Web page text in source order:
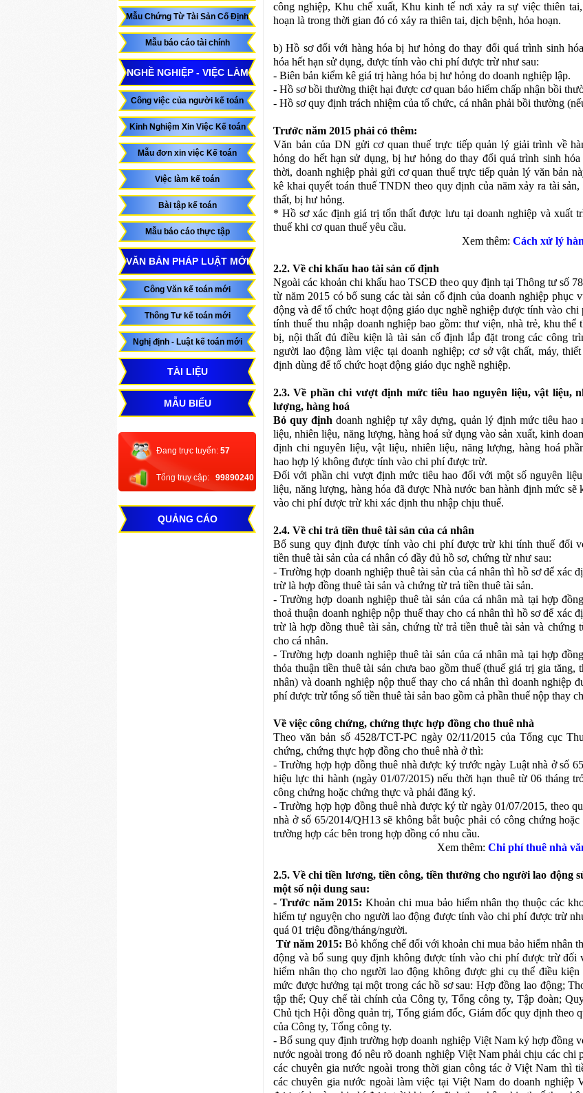
Mẫu Chứng Từ Tài Sản Cố Định
Mẫu báo cáo tài chính
NGHỀ NGHIỆP - VIỆC LÀM
Công việc của người kế toán
Kinh Nghiệm Xin Việc Kế toán
Mẫu đơn xin việc Kế toán
Việc làm kế toán
Bài tập kế toán
Mẫu báo cáo thực tập
VĂN BẢN PHÁP LUẬT MỚI
Công Văn kế toán mới
Thông Tư kế toán mới
Nghị định - Luật kế toán mới
TÀI LIỆU
MẪU BIỂU
Đang trực tuyến: 57
Tổng truy cập: 99890240
QUẢNG CÁO
công nghiệp, Khu chế xuất, Khu kinh tế nơi xảy ra sự việc thiên
hoạn là trong thời gian đó có xảy ra thiên tai, dịch bệnh, hỏa hoạn.
b) Hồ sơ đối với hàng hóa bị hư hỏng do thay đổi quá trình sinh
hóa hết hạn sử dụng, được tính vào chi phí được trừ như sau:
- Biên bản kiểm kê giá trị hàng hóa bị hư hỏng do doanh nghiệp lập.
- Hồ sơ bồi thường thiệt hại được cơ quan bảo hiểm chấp nhận bồi
- Hồ sơ quy định trách nhiệm của tổ chức, cá nhân phải bồi thường
Trước năm 2015 phải có thêm:
Văn bản của DN gửi cơ quan thuế trực tiếp quản lý giải trình về
hỏng do hết hạn sử dụng, bị hư hỏng do thay đổi quá trình sinh
thời, doanh nghiệp phải gửi cơ quan thuế trực tiếp quản lý văn bản
kê khai quyết toán thuế TNDN theo quy định của năm xảy ra tài sản,
thất, bị hư hỏng.
* Hồ sơ xác định giá trị tổn thất được lưu tại doanh nghiệp và xuất
thuế khi cơ quan thuế yêu cầu.
Xem thêm: Cách xử lý
2.2. Về chi khấu hao tài sản cố định
Ngoài các khoản chi khấu hao TSCĐ theo quy định tại Thông tư số
từ năm 2015 có bổ sung các tài sản cố định của doanh nghiệp phục
động và để tổ chức hoạt động giáo dục nghề nghiệp được tính vào
tính thuế thu nhập doanh nghiệp bao gồm: thư viện, nhà trẻ, khu thể
bị, nội thất đủ điều kiện là tài sản cố định lắp đặt trong các công
người lao động làm việc tại doanh nghiệp; cơ sở vật chất, máy,
định dùng để tổ chức hoạt động giáo dục nghề nghiệp.
2.3. Về phần chi vượt định mức tiêu hao nguyên liệu, vật liệu,
lượng, hàng hoá
Bỏ quy định doanh nghiệp tự xây dựng, quản lý định mức tiêu hao
liệu, nhiên liệu, năng lượng, hàng hoá sử dụng vào sản xuất, kinh
định chi nguyên liệu, vật liệu, nhiên liệu, năng lượng, hàng hoá
hao hợp lý không được tính vào chi phí được trừ.
Đối với phần chi vượt định mức tiêu hao đối với một số nguyên
liệu, năng lượng, hàng hóa đã được Nhà nước ban hành định mức sẽ
vào chi phí được trừ khi xác định thu nhập chịu thuế.
2.4. Về chi trả tiền thuê tài sản của cá nhân
Bổ sung quy định được tính vào chi phí được trừ khi tính thuế đối
tiền thuê tài sản của cá nhân có đầy đủ hồ sơ, chứng từ như sau:
- Trường hợp doanh nghiệp thuê tài sản của cá nhân thì hồ sơ để xác
trừ là hợp đồng thuê tài sản và chứng từ trả tiền thuê tài sản.
- Trường hợp doanh nghiệp thuê tài sản của cá nhân mà tại hợp
thoả thuận doanh nghiệp nộp thuế thay cho cá nhân thì hồ sơ để xác
trừ là hợp đồng thuê tài sản, chứng từ trả tiền thuê tài sản và chứng
cho cá nhân.
- Trường hợp doanh nghiệp thuê tài sản của cá nhân mà tại hợp
thỏa thuận tiền thuê tài sản chưa bao gồm thuế (thuế giá trị gia tăng,
nhân) và doanh nghiệp nộp thuế thay cho cá nhân thì doanh nghiệp
phí được trừ tổng số tiền thuê tài sản bao gồm cả phần thuế nộp thay
Về việc công chứng, chứng thực hợp đồng cho thuê nhà
Theo văn bản số 4528/TCT-PC ngày 02/11/2015 của Tổng cục
chứng, chứng thực hợp đồng cho thuê nhà ở thì:
- Trường hợp hợp đồng thuê nhà được ký trước ngày Luật nhà ở số
hiệu lực thi hành (ngày 01/07/2015) nếu thời hạn thuê từ 06 tháng
công chứng hoặc chứng thực và phải đăng ký.
- Trường hợp hợp đồng thuê nhà được ký từ ngày 01/07/2015, theo
nhà ở số 65/2014/QH13 sẽ không bắt buộc phải có công chứng
trường hợp các bên trong hợp đồng có nhu cầu.
Xem thêm: Chi phí thuê nhà
2.5. Về chi tiền lương, tiền công, tiền thưởng cho người lao động
một số nội dung sau:
- Trước năm 2015:Khoản chi mua bảo hiểm nhân thọ thuộc các
hiểm tự nguyện cho người lao động được tính vào chi phí được trừ
quá 01 triệu đồng/tháng/người.
Từ năm 2015: Bỏ khống chế đối với khoản chi mua bảo hiểm nhân
động và bổ sung quy định không được tính vào chi phí được trừ đối
hiểm nhân thọ cho người lao động không được ghi cụ thể điều
mức được hưởng tại một trong các hồ sơ sau: Hợp đồng lao động;
tập thể; Quy chế tài chính của Công ty, Tổng công ty, Tập đoàn;
Chủ tịch Hội đồng quản trị, Tổng giám đốc, Giám đốc quy định theo
của Công ty, Tổng công ty.
- Bổ sung quy định trường hợp doanh nghiệp Việt Nam ký hợp đồng
nước ngoài trong đó nêu rõ doanh nghiệp Việt Nam phải chịu các chi
các chuyên gia nước ngoài trong thời gian công tác ở Việt Nam thì
các chuyên gia nước ngoài làm việc tại Việt Nam do doanh nghiệp